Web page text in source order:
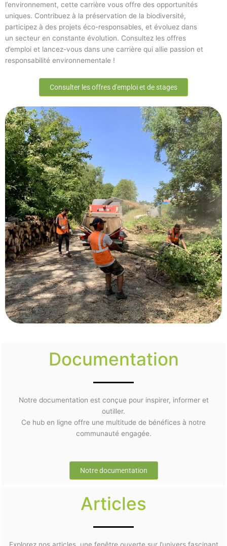
l’environnement, cette carrière vous offre des opportunités
uniques. Contribuez à la préservation de la biodiversité,
participez à des projets éco-responsables, et évoluez dans
un secteur en constante évolution. Consultez les offres
d’emploi et lancez-vous dans une carrière qui allie passion et
responsabilité environnementale !
Consulter les offres d'emploi et de stages
Documentation
Notre documentation est conçue pour inspirer, informer et
outiller.
Ce hub en ligne offre une multitude de bénéfices à notre
communauté engagée.
Notre documentation
Articles